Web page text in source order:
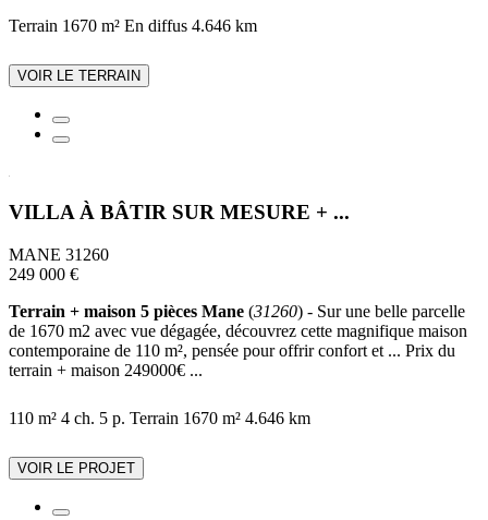
Terrain 1670 m² En diffus 4.646 km
VOIR LE TERRAIN
VILLA À BÂTIR SUR MESURE + ...
MANE 31260
249 000 €
Terrain + maison 5 pièces Mane (31260) - Sur une belle parcelle
de 1670 m2 avec vue dégagée, découvrez cette magnifique maison
contemporaine de 110 m², pensée pour offrir confort et ... Prix du
terrain + maison 249000€ ...
110 m² 4 ch. 5 p. Terrain 1670 m² 4.646 km
VOIR LE PROJET